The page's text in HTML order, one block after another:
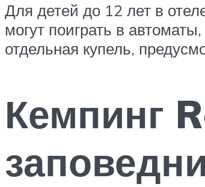
Для детей до 12 лет в
могут поиграть в
отдельная купель,
Кемпинг